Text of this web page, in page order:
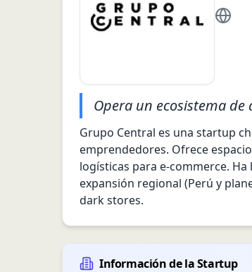
Opera un ecosistema
Grupo Central es una startup
emprendedores. Ofrece
logísticas para e‑commerce.
expansión regional (Perú y
dark stores.
Información de la Startup